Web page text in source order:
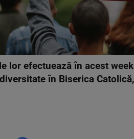
lor efectuează în acest
în Biserica